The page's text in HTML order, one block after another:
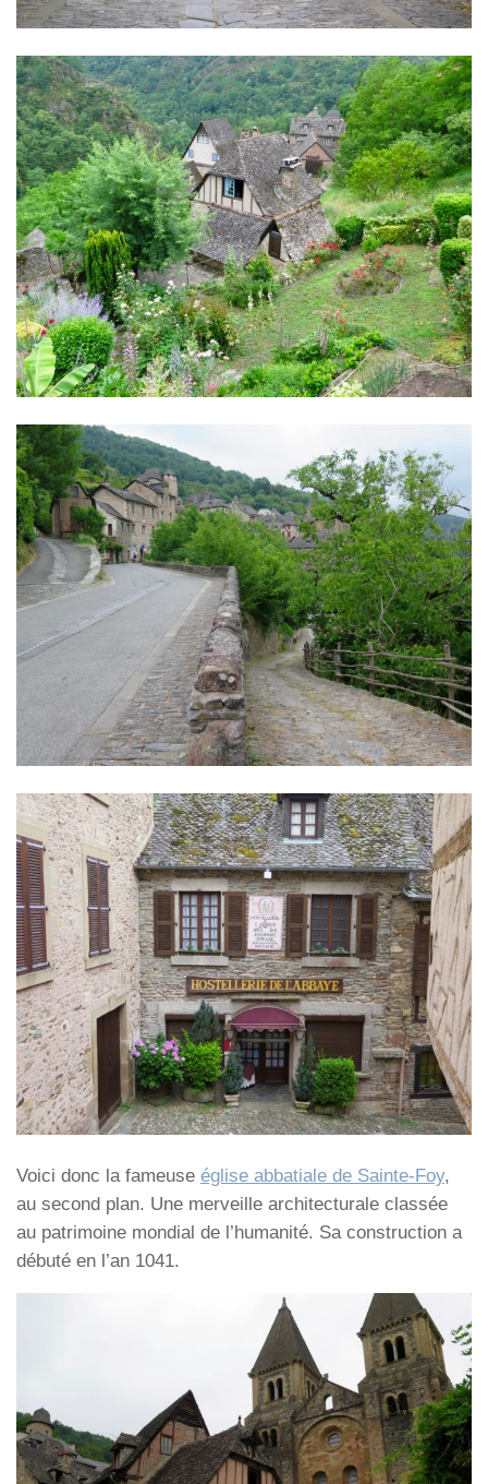
Voici donc la fameuse église abbatiale de Sainte-Foy,
au second plan. Une merveille architecturale classée
au patrimoine mondial de l’humanité. Sa construction a
débuté en l’an 1041.